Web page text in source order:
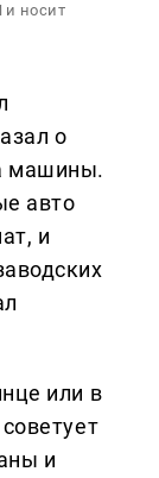
носит
о
машины.
авто
и
или в
и